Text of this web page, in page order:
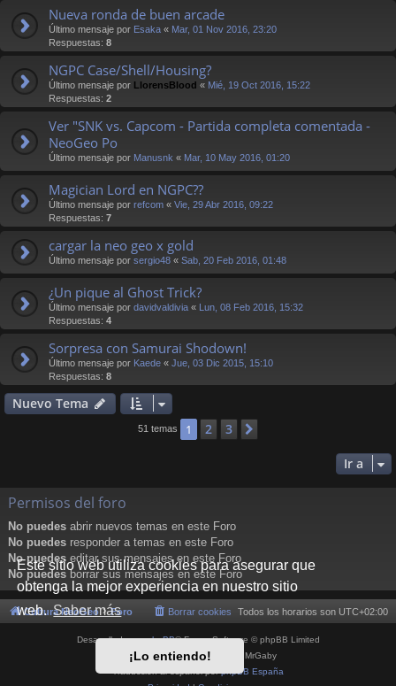
Este sitio web utiliza cookies para asegurar que
obtenga la mejor experiencia en nuestro sitio
web.Saber más
¡Lo entiendo!
Nueva ronda de buen arcade
Último mensaje por Esaka « Mar, 01 Nov 2016, 23:20
Respuestas: 8
NGPC Case/Shell/Housing?
Último mensaje por LlorensBlood « Mié, 19 Oct 2016, 15:22
Respuestas: 2
Ver "SNK vs. Capcom - Partida completa comentada -
NeoGeo Po
Último mensaje por Manusnk « Mar, 10 May 2016, 01:20
Magician Lord en NGPC??
Último mensaje por refcom « Vie, 29 Abr 2016, 09:22
Respuestas: 7
cargar la neo geo x gold
Último mensaje por sergio48 « Sab, 20 Feb 2016, 01:48
¿Un pique al Ghost Trick?
Último mensaje por davidvaldivia « Lun, 08 Feb 2016, 15:32
Respuestas: 4
Sorpresa con Samurai Shodown!
Último mensaje por Kaede « Jue, 03 Dic 2015, 15:10
Respuestas: 8
Nuevo Tema
51 temas 1 2 3
Ir a
Permisos del foro
No puedes abrir nuevos temas en este Foro
No puedes responder a temas en este Foro
No puedes editar sus mensajes en este Foro
No puedesborrar sus mensajes en este Foro
Cultura NeoGeo Foro Todos los horarios son UTC+02:00
Borrar cookies
Desarrollado porphpBB® Forum Software © phpBB Limited
Style porArty- phpBB 3.3 por MrGaby
phpBB España